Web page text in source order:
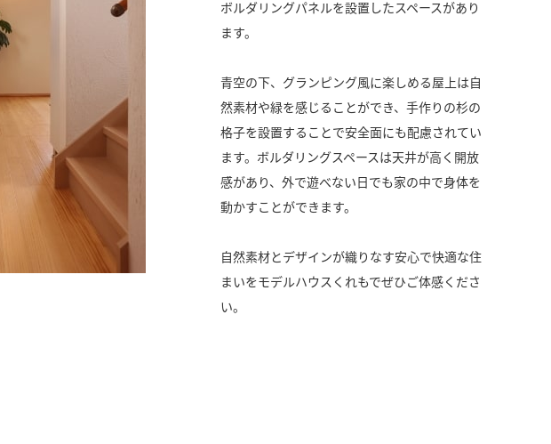
ボルダリングパネルを設置したスペースがあり
ます。
青空の下、グランピング風に楽しめる屋上は自
然素材や緑を感じることができ、手作りの杉の
格子を設置することで安全面にも配慮されてい
ます。ボルダリングスペースは天井が高く開放
感があり、外で遊べない日でも家の中で身体を
動かすことができます。
自然素材とデザインが織りなす安心で快適な住
まいをモデルハウスくれもでぜひご体感くださ
い。